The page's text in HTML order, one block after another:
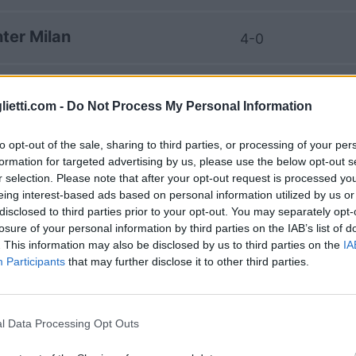
- Do Not Process My Personal Information
opt-out of the sale, sharing to third parties, or processing of your
for targeted advertising by us, please use the below opt-out
selection. Please note that after your opt-out request is processed
interest-based ads based on personal information utilized by us
to third parties prior to your opt-out. You may separately
of your personal information by third parties on the IAB’s list of
This information may also be disclosed by us to third parties on the
Participants that may further disclose it to other third parties.
Data Processing Opt Outs
Milan 4-0
3-1
1-2
Milan 2-0
Milan
Udinese